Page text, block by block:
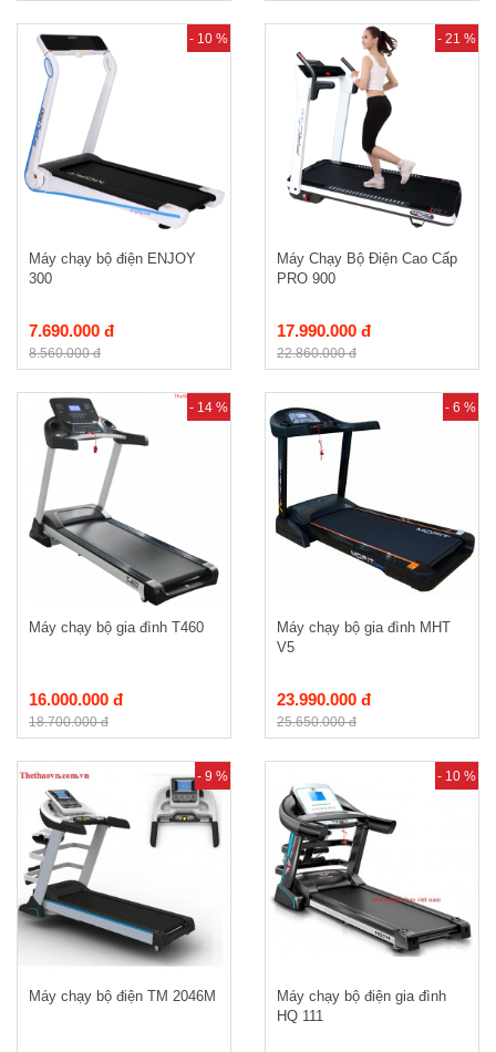
- 10 %
Máy chạy bộ điện ENJOY
300
7.690.000 đ
8.560.000 đ
- 21 %
Máy Chạy Bộ Điện Cao Cấp
PRO 900
17.990.000 đ
22.860.000 đ
- 14 %
Máy chạy bộ gia đình T460
16.000.000 đ
18.700.000 đ
- 6 %
Máy chạy bộ gia đình MHT
V5
23.990.000 đ
25.650.000 đ
- 9 %
Máy chạy bộ điện TM 2046M
- 10 %
Máy chạy bộ điện gia đình
HQ 111